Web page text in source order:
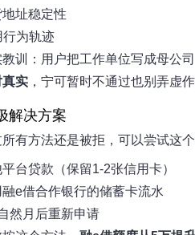
址稳定性
为轨迹
训：用户把工作单位写成母公
实 ，宁可暂时不通过也别弄虚作
解决方案
有方法还是被拒，可以尝试这个
台贷款（保留1-2张信用卡）
e借合作银行的储蓄卡流水
然月后重新申请